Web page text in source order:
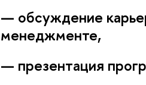
— обсуждение
менеджменте,
— презентация